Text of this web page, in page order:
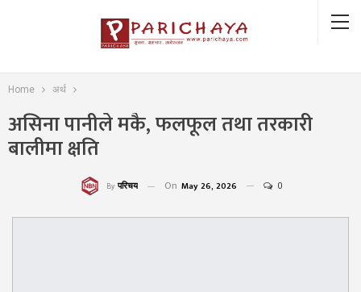
Home अर्थ
असिना पानीले मकै, फलफूल तथा तरकारी
बालीमा क्षति
By परिचय On May 26, 2026 0